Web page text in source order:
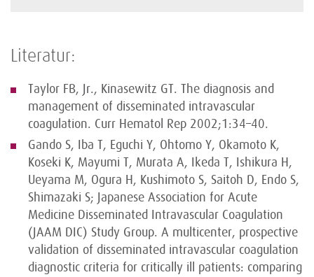
Literatur:
Taylor FB, Jr., Kinasewitz GT. The diagnosis and
management of disseminated intravascular
coagulation. Curr Hematol Rep 2002;1:34–40.
Gando S, Iba T, Eguchi Y, Ohtomo Y, Okamoto K,
Koseki K, Mayumi T, Murata A, Ikeda T, Ishikura H,
Ueyama M, Ogura H, Kushimoto S, Saitoh D, Endo S,
Shimazaki S; Japanese Association for Acute
Medicine Disseminated Intravascular Coagulation
(JAAM DIC) Study Group. A multicenter, prospective
validation of disseminated intravascular coagulation
diagnostic criteria for critically ill patients: comparing